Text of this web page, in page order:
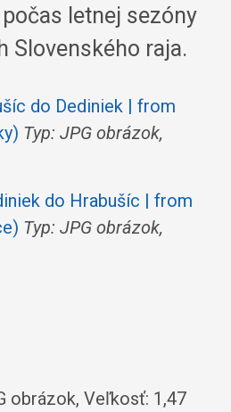
letnej sezóny
Slovenského raja.
do Dediniek | from
Typ: JPG obrázok,
do Hrabušíc | from
Typ: JPG obrázok,
obrázok, Veľkosť: 1,47